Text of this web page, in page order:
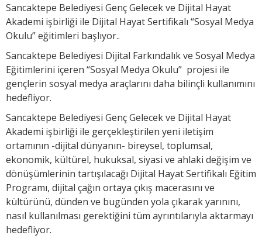
Sancaktepe Belediyesi Genç Gelecek ve Dijital Hayat
Akademi işbirliği ile Dijital Hayat Sertifikalı “Sosyal Medya
Okulu” eğitimleri başlıyor..
Sancaktepe Belediyesi Dijital Farkındalık ve Sosyal Medya
Eğitimlerini içeren “Sosyal Medya Okulu” projesi ile
gençlerin sosyal medya araçlarını daha bilinçli kullanımını
hedefliyor.
Sancaktepe Belediyesi Genç Gelecek ve Dijital Hayat
Akademi işbirliği ile gerçekleştirilen yeni iletişim
ortamının -dijital dünyanın- bireysel, toplumsal,
ekonomik, kültürel, hukuksal, siyasi ve ahlaki değişim ve
dönüşümlerinin tartışılacağı Dijital Hayat Sertifikalı Eğitim
Programı, dijital çağın ortaya çıkış macerasını ve
kültürünü, dünden ve bugünden yola çıkarak yarınını,
nasıl kullanılması gerektiğini tüm ayrıntılarıyla aktarmayı
hedefliyor.